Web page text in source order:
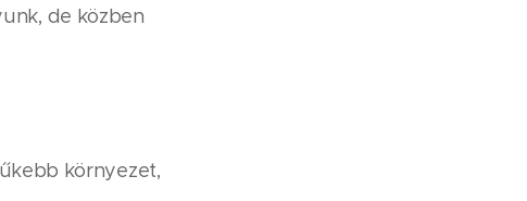
de közben
környezet,